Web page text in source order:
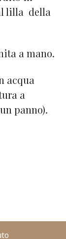
lilla della
a mano.
acqua
a
panno).